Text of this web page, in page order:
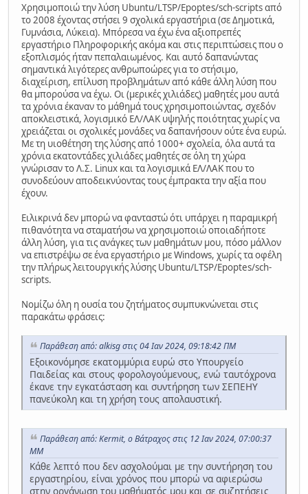
Χρησιμοποιώ την λύση Ubuntu/LTSP/Epoptes/sch-scripts από
το 2008 έχοντας στήσει 9 σχολικά εργαστήρια (σε Δημοτικά,
Γυμνάσια, Λύκεια). Μπόρεσα να έχω ένα αξιοπρεπές
εργαστήριο Πληροφορικής ακόμα και στις περιπτώσεις που ο
εξοπλισμός ήταν πεπαλαιωμένος. Και αυτό δαπανώντας
σημαντικά λιγότερες ανθρωποώρες για το στήσιμο,
διαχείριση, επίλυση προβλημάτων από κάθε άλλη λύση που
θα μπορούσα να έχω. Οι (μερικές χιλιάδες) μαθητές μου αυτά
τα χρόνια έκαναν το μάθημά τους χρησιμοποιώντας, σχεδόν
αποκλειστικά, λογισμικό ΕΛ/ΛΑΚ υψηλής ποιότητας χωρίς να
χρειάζεται οι σχολικές μονάδες να δαπανήσουν ούτε ένα ευρώ.
Με τη υιοθέτηση της λύσης από 1000+ σχολεία, όλα αυτά τα
χρόνια εκατοντάδες χιλιάδες μαθητές σε όλη τη χώρα
γνώρισαν το Λ.Σ. Linux και τα λογισμικά ΕΛ/ΛΑΚ που το
συνοδεύουν αποδεικνύοντας τους έμπρακτα την αξία που
έχουν.
Ειλικρινά δεν μπορώ να φανταστώ ότι υπάρχει η παραμικρή
πιθανότητα να σταματήσω να χρησιμοποιώ οποιαδήποτε
άλλη λύση, για τις ανάγκες των μαθημάτων μου, πόσο μάλλον
να επιστρέψω σε ένα εργαστήριο με Windows, χωρίς τα οφέλη
την πλήρως λειτουργικής λύσης Ubuntu/LTSP/Epoptes/sch-
scripts.
Νομίζω όλη η ουσία του ζητήματος συμπυκνώνεται στις
παρακάτω φράσεις:
Παράθεση από: alkisg στις 04 Ιαν 2024, 09:18:42 ΠΜ
Εξοικονόμησε εκατομμύρια ευρώ στο Υπουργείο
Παιδείας και στους φορολογούμενους, ενώ ταυτόχρονα
έκανε την εγκατάσταση και συντήρηση των ΣΕΠΕΗΥ
πανεύκολη και τη χρήση τους απολαυστική.
Παράθεση από: Kermit, ο Βάτραχος στις 12 Ιαν 2024, 07:00:37
ΜΜ
Κάθε λεπτό που δεν ασχολούμαι με την συντήρηση του
εργαστηρίου, είναι χρόνος που μπορώ να αφιερώσω
στην οργάνωση του μαθήματός μου και σε συζητήσεις